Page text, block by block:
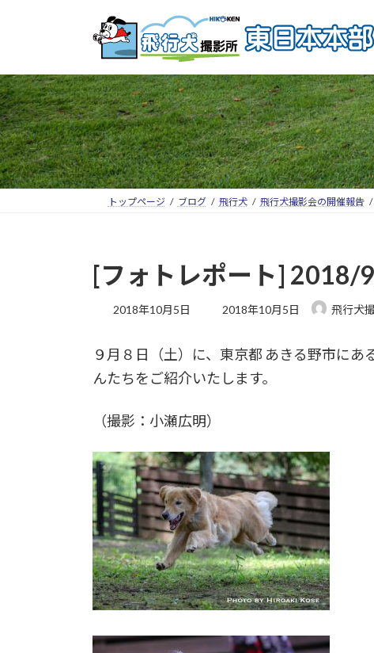
トップページ ブログ 飛行犬 飛行犬撮影会の開催報告
[フォトレポート]
2018年10月5日 2018年10月5日 飛行犬
９月８日（土）に、東京都 あきる野市に
んたちをご紹介いたします。
（撮影：小瀬広明）